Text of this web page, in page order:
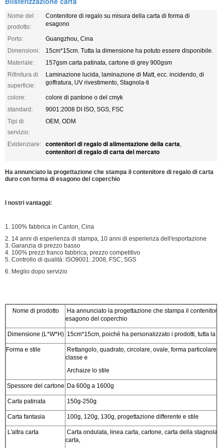
Nome del
prodotto:
Contenitore di regalo su misura della carta di forma di
esagono
Porto:
Guangzhou, Cina
Dimensioni:
15cm*15cm. Tutta la dimensione ha potuto essere disponibile.
Materiale:
157gsm carta patinata, cartone di grey 900gsm
Rifinitura di
superficie:
Laminazione lucida, laminazione di Matt, ecc. incidendo, di
goffratura, UV rivestimento, Stagnola-ti
colore:
colore di pantone o del cmyk
standard:
9001:2008 DI ISO, SGS, FSC
Tipi di
servizio:
OEM, ODM
Evidenziare: contenitori di regalo di alimentazione della carta,
contenitori di regalo di carta del mercato
Ha annunciato la progettazione che stampa il contenitore di regalo di carta
duro con forma di esagono del coperchio
I nostri vantaggi:
1. 100% fabbrica in Canton, Cina
2. 14 anni di esperienza di stampa, 10 anni di esperienza dell'esportazione
3. Garanzia di prezzo basso
4. 100% prezzi franco fabbrica, prezzo competitivo
5. Controllo di qualità: ISO9001: 2008, FSC, SGS
6. Meglio dopo servizio
Nome di prodotto
Ha annunciato la progettazione che stampa il
esagono del coperchio
Dimensione (L*W*H) 15cm*15cm, poiché ha personalizzato i prodotti, tutta la
Forma e stile
Rettangolo, quadrato, circolare, ovale, forma particolare,
classe e
Archaize lo stile
Spessore del cartone Da 600g a 1600g
Carta patinata 150g-250g
Carta fantasia 100g, 120g, 130g, progettazione differente e stile
L'altra carta
Carta ondulata, linea carta, cartone, carta della
carta,